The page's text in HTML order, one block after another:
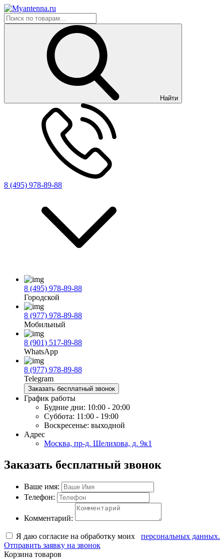
Найти
8 (495) 978-89-88
8 (495) 978-89-88
Городской
8 (977) 978-89-88
Мобильный
8 (901) 517-89-88
WhatsApp
8 (977) 978-89-88
Telegram
Заказать бесплатный звонок
График работы
Будние дни: 10:00 - 20:00
Суббота: 11:00 - 19:00
Воскресенье: выходной
Адрес
Москва, пр-д. Шелихова, д. 9к1
Заказать бесплатный звонок
Ваше имя:
Телефон:
Комментарий:
Я даю согласие на обработку моих
персональных данных.
Отправить заявку на звонок
Корзина товаров